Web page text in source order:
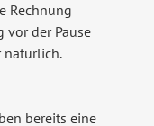
Rechnung
vor der Pause
natürlich.
bereits eine